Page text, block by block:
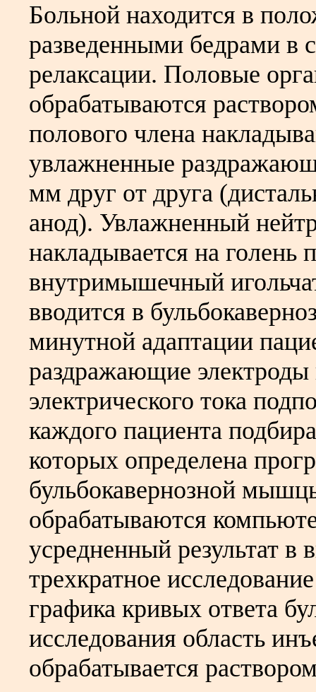
Больной находится в
разведенными бедрами в
релаксации. Половые
обрабатываются
полового члена
увлажненные
мм друг от друга
анод). Увлажненный
накладывается на
внутримышечный
вводится в
минутной адаптации
раздражающие
электрического тока
каждого пациента
которых определена
бульбокавернозной
обрабатываются
усредненный результат в
трехкратное
графика кривых ответа
исследования область
обрабатывается